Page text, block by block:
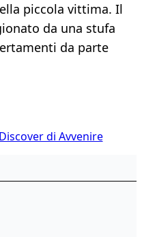
piccola vittima. Il
da una stufa
da parte
di Avvenire